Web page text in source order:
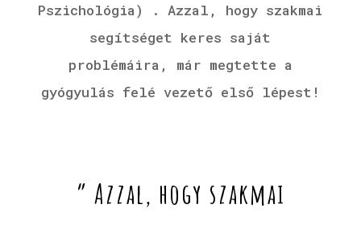
Pszichológia) . Azzal, hogy szakmai
segítséget keres saját
problémáira, már megtette a
gyógyulás felé vezető első lépest!
” Azzal, hogy szakmai